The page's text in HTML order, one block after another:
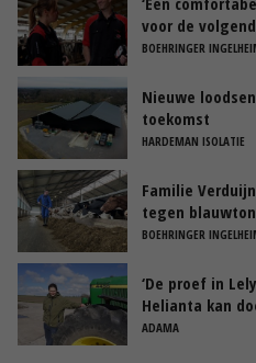
voor de
BOEHRINGER
Nieuwe
toekomst
HARDEMAN ISOLATIE
Familie
tegen
BOEHRINGER
‘De proef in
Helianta kan
ADAMA